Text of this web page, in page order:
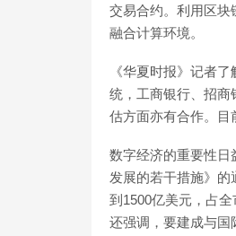
交易合约。利用区块
融合计算环境。
《华夏时报》记者
统，工商银行、招商
估方面亦有合作。目
数字经济的重要性日
发展的若干措施》
到1500亿美元，占
还强调，要建成与国